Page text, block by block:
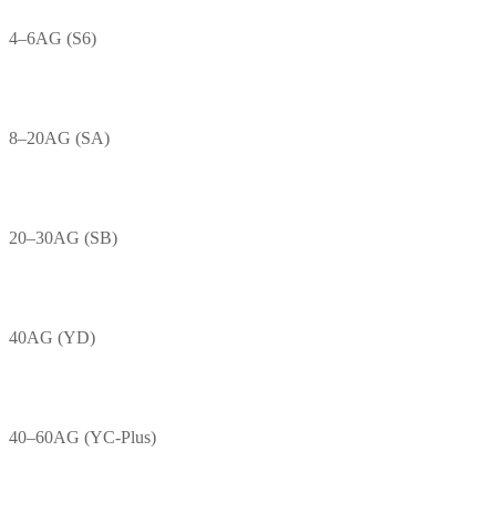
4–6AG (S6)
8–20AG (SA)
20–30AG (SB)
40AG (YD)
40–60AG (YC-Plus)